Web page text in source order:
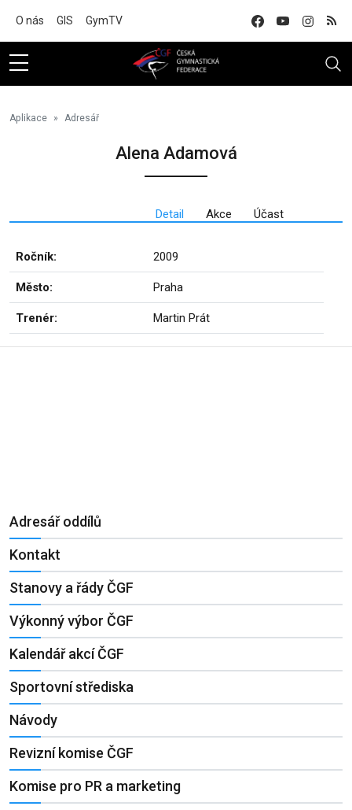
O nás GIS GymTV
Aplikace Adresář
Alena Adamová
Detail Akce Účast
Ročník: 2009
Město: Praha
Trenér: Martin Prát
Adresář oddílů
Kontakt
Stanovy a řády ČGF
Výkonný výbor ČGF
Kalendář akcí ČGF
Sportovní střediska
Návody
Revizní komise ČGF
Komise pro PR a marketing